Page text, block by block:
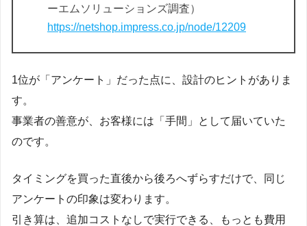
ーエムソリューションズ調査）
https://netshop.impress.co.jp/node/12209
1位が「アンケート」だった点に、設計のヒントがありま
す。
事業者の善意が、お客様には「手間」として届いていた
のです。
タイミングを買った直後から後ろへずらすだけで、同じ
アンケートの印象は変わります。
引き算は、追加コストなしで実行できる、もっとも費用